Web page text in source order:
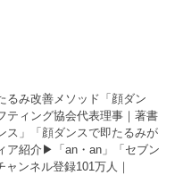
るみ改善メソッド「顔ダン
ティング協会代表理事｜著書
ス 」「 顔ダンスで即たるみが
ア紹介▶︎「an・an」「セブン
ャンネル登録101万人｜